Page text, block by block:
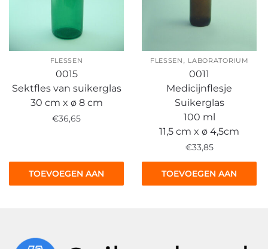
FLESSEN
0015
Sektfles van suikerglas
30 cm x ø 8 cm
€36,65
TOEVOEGEN AAN
FLESSEN , LABORATORIUM
0011
Medicijnflesje
Suikerglas
100 ml
11,5 cm x ø 4,5cm
€33,85
TOEVOEGEN AAN